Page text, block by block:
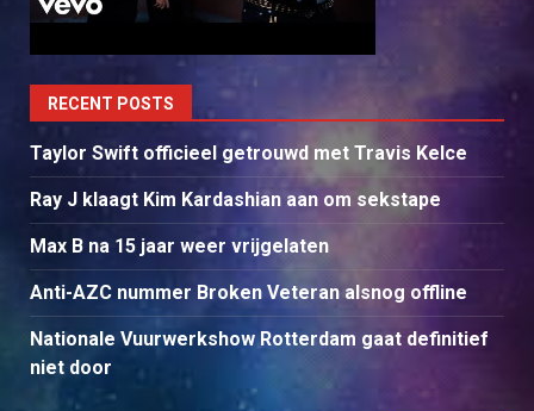
RECENT POSTS
Taylor Swift officieel getrouwd met Travis Kelce
Ray J klaagt Kim Kardashian aan om sekstape
Max B na 15 jaar weer vrijgelaten
Anti-AZC nummer Broken Veteran alsnog offline
Nationale Vuurwerkshow Rotterdam gaat definitief
niet door